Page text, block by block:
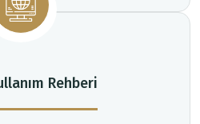
Rehberi